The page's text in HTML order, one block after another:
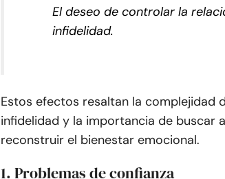
El deseo de controlar la
infidelidad.
Estos efectos resaltan la complejidad
infidelidad y la importancia de buscar
reconstruir el bienestar emocional.
1. Problemas de confianza